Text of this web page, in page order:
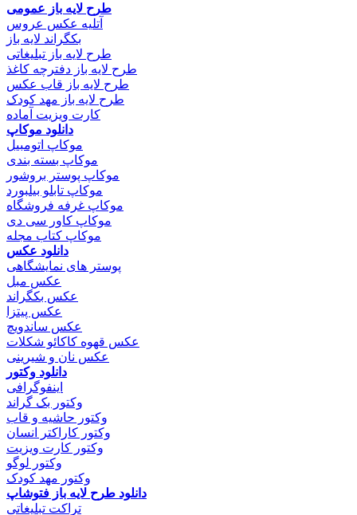
طرح لایه باز عمومی
آتلیه عکس عروس
بکگراند لایه باز
طرح لایه باز تبلیغاتی
طرح لایه باز دفترچه کاغذ
طرح لایه باز قاب عکس
طرح لایه باز مهد کودک
کارت ویزیت آماده
دانلود موکاپ
موکاپ اتومبیل
موکاپ بسته بندی
موکاپ پوستر بروشور
موکاپ تابلو بیلبورد
موکاپ غرفه فروشگاه
موکاپ کاور سی دی
موکاپ کتاب مجله
دانلود عکس
پوستر های نمایشگاهی
عکس مبل
عکس بکگراند
عکس پیتزا
عکس ساندویچ
عکس قهوه کاکائو شکلات
عکس نان و شیرینی
دانلود وکتور
اینفوگرافی
وکتور بک گراند
وکتور حاشیه و قاب
وکتور کاراکتر انسان
وکتور کارت ویزیت
وکتور لوگو
وکتور مهد کودک
دانلود طرح لایه باز فتوشاپ
تراکت تبلیغاتی